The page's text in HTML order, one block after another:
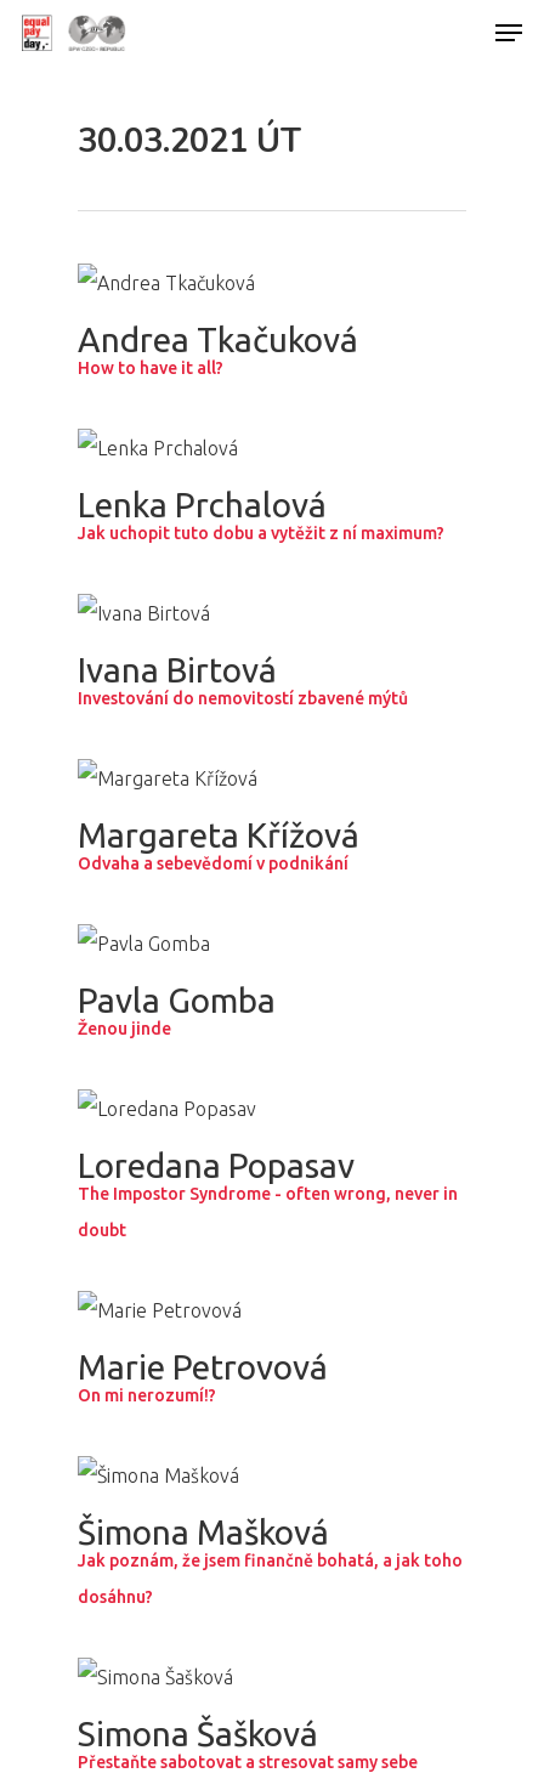
Hit enter to search or ESC to close
30.03.2021 ÚT
Andrea Tkačuková
How to have it all?
Lenka Prchalová
Jak uchopit tuto dobu a vytěžit z ní maximum?
Ivana Birtová
Investování do nemovitostí zbavené mýtů
Margareta Křížová
Odvaha a sebevědomí v podnikání
Pavla Gomba
Ženou jinde
Loredana Popasav
The Impostor Syndrome - often wrong, never in
doubt
Marie Petrovová
On mi nerozumí!?
Šimona Mašková
Jak poznám, že jsem finančně bohatá, a jak toho
dosáhnu?
Simona Šašková
Přestaňte sabotovat a stresovat samy sebe